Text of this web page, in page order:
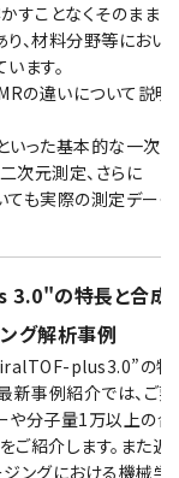
ことなくそのままの
、材料分野等におい
ます。
の違いについて説明
いった基本的な一次元
次元測定、さらに
も実際の測定データ
の特長と合成
グ解析事例
plus3.0”の特
新事例紹介では、ご要
分子量1万以上の合
紹介します。また近
ングにおける機械学